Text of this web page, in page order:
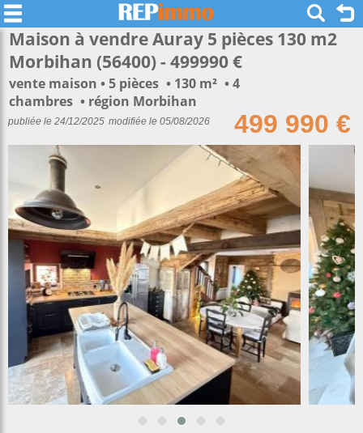
Maison à vendre Auray 5 pièces 130 m2
Morbihan (56400) - 499990 €
vente maison 5 pièces 130 m²
4
chambres
région Morbihan
499 990 €
publiée le 24/12/2025 modifiée le 05/08/2026